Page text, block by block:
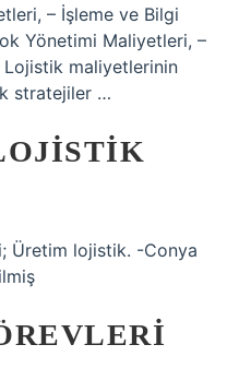
– İşleme ve Bilgi
Yönetimi Maliyetleri, –
maliyetlerinin
stratejiler …
Üretim lojistik. -Conya